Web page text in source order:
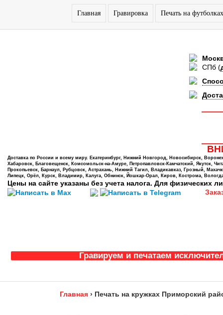
Главная Гравировка Печать на футболках
СПб (
Доставка по России и всему миру. Екатеринбург, Нижний Новгород, Новосибирск,
Хабаровск, Благовещенск, Комсомольск-на-Амуре, Петропавловск-Камчатский, Якутск,
Прокопьевск, Барнаул, Рубцовск, Астрахань, Нижний Тагил, Владикавказ, Грозный,
Липецк, Орёл, Курск, Владимир, Калуга, Обнинск, Йошкар-Орал, Киров, Кострома,
Цены на сайте указаны без учета налога. Для физических
Гравируем и печатаем
Главная › Печать на кружках Приморский